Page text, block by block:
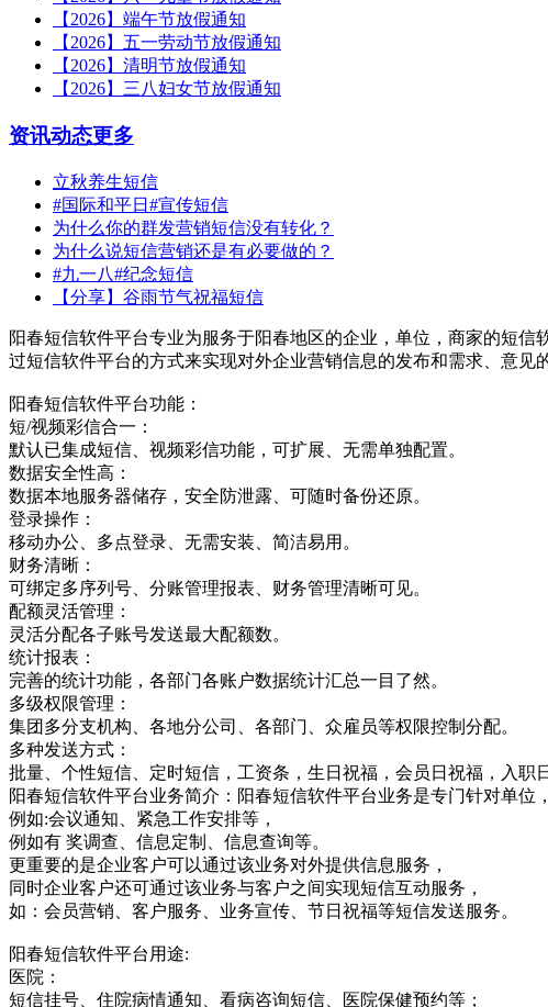
【2026】端午节放假通知
【2026】五一劳动节放假通知
【2026】清明节放假通知
【2026】三八妇女节放假通知
资讯动态更多
立秋养生短信
#国际和平日#宣传短信
为什么你的群发营销短信没有转化？
为什么说短信营销还是有必要做的？
#九一八#纪念短信
【分享】谷雨节气祝福短信
阳春短信软件平台专业为服务于阳春地区的企业，单位，商家的短
过短信软件平台的方式来实现对外企业营销信息的发布和需求、意见
阳春短信软件平台功能：
短/视频彩信合一：
默认已集成短信、视频彩信功能，可扩展、无需单独配置。
数据安全性高：
数据本地服务器储存，安全防泄露、可随时备份还原。
登录操作：
移动办公、多点登录、无需安装、简洁易用。
财务清晰：
可绑定多序列号、分账管理报表、财务管理清晰可见。
配额灵活管理：
灵活分配各子账号发送最大配额数。
统计报表：
完善的统计功能，各部门各账户数据统计汇总一目了然。
多级权限管理：
集团多分支机构、各地分公司、各部门、众雇员等权限控制分配。
多种发送方式：
批量、个性短信、定时短信，工资条，生日祝福，会员日祝福，入职
阳春短信软件平台业务简介：阳春短信软件平台业务是专门针对单
例如:会议通知、紧急工作安排等，
例如有 奖调查、信息定制、信息查询等。
更重要的是企业客户可以通过该业务对外提供信息服务，
同时企业客户还可通过该业务与客户之间实现短信互动服务，
如：会员营销、客户服务、业务宣传、节日祝福等短信发送服务。
阳春短信软件平台用途:
医院：
短信挂号、住院病情通知、看病咨询短信、医院保健预约等；